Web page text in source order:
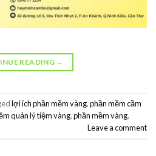
READING →
lợi ích phần mềm vàng,phần mềm cầm
quản lý tiệm vàng,phần mềm vàng,
Leave a comment